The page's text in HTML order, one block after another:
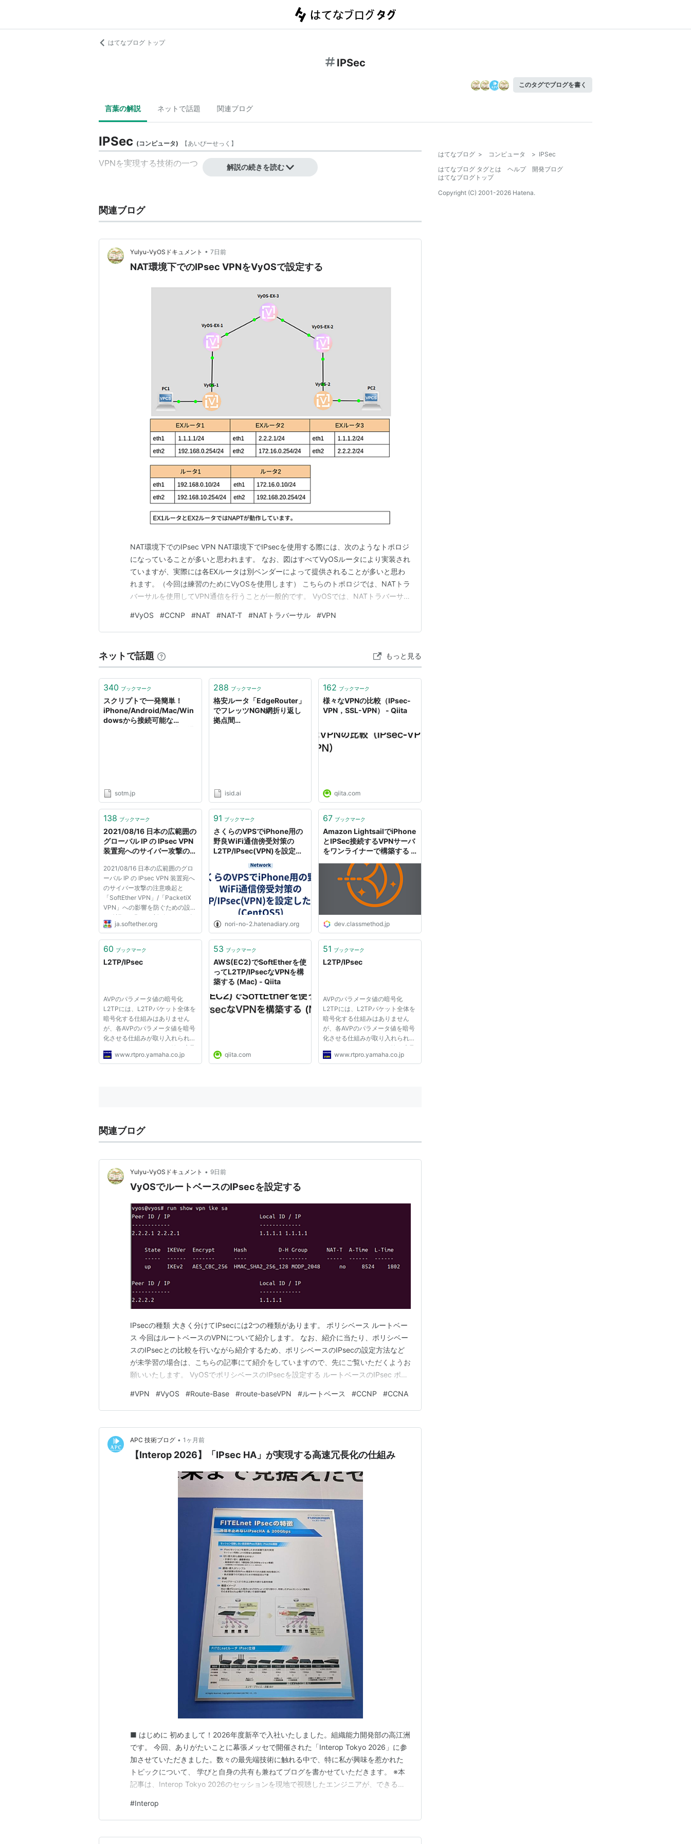
はてなブログ トップ
IPSec
このタグでブログを書く
言葉の解説 ネットで話題 関連ブログ
IPSec (コンピュータ) 【あいぴーせっく 】
VPNを実現する技術の一つ 解説の続きを読む
関連ブログ
Yulyu-VyOSドキュメント • 7日前
NAT環境下でのIPsec VPNをVyOSで設定する
NAT環境下でのIPsec VPN NAT環境下でIPsecを使用する際には、次のようなトポロジ
になっていることが多いと思われます。 なお、図はすべてVyOSルータにより実装され
ていますが、実際には各EXルータは別ベンダーによって提供されることが多いと思わ
れます。（今回は練習のためにVyOSを使用します） こちらのトポロジでは、NATトラ
バーサルを使用してVPN通信を行うことが一般的です。 VyOSでは、NATトラバーサル
ん。ですが、次の点に注意して設定を行う必要があります。 local-address 今回はVPN
ゲ…
#VyOS #CCNP #NAT #NAT-T #NATトラバーサル #VPN
ネットで話題 もっと見る
340 ブックマーク
スクリプトで一発簡単！
iPhone/Android/Mac/Win
dowsから接続可能な
sotm.jp
288 ブックマーク
格安ルータ「EdgeRouter」
でフレッツNGN網折り返し
拠点間
isid.ai
162 ブックマーク
様々なVPNの比較（IPsec-
VPN，SSL-VPN） - Qiita
qiita.com
138 ブックマーク
2021/08/16 日本の広範囲の
グローバル IP の IPsec VPN
装置宛へのサイバー攻撃の注
VPN」/「PacketiX VPN」へ
の影響を防ぐための設定の確
認のお願い・新ビルドのお知
らせ - SoftEther VPN プロ
ジェクト
2021/08/16 日本の広範囲のグロ
ーバル IP の IPsec VPN 装置宛へ
のサイバー攻撃の注意喚起と
「SoftEther VPN」/「PacketiX
VPN」への影響を防ぐための設定
の確認のお願い・新ビルドのお知
らせ はじめに 本ドキュメント
の 「SoftEther VPN」/
Build 9758 Beta に関連する...
ja.softether.org
91 ブックマーク
さくらのVPSでiPhone用の
野良WiFi通信傍受対策の
L2TP/IPsec(VPN)を設定し
nori_no のメモ
nori-no-2.hatenadiary.org
67 ブックマーク
Amazon LightsailでiPhone
とIPSec接続するVPNサーバ
をワンライナーで構築する |
dev.classmethod.jp
60 ブックマーク
L2TP/IPsec
AVPのパラメータ値の暗号化
L2TPには、L2TPパケット全体を
暗号化する仕組みはありません
が、各AVPのパラメータ値を暗号
化させる仕組みが取り入れられて
います。AVPパラメータ値の暗号
化には、属性番号36のRandom
www.rtpro.yamaha.co.jp
53 ブックマーク
AWS(EC2)でSoftEtherを使
ってL2TP/IPsecなVPNを構
築する (Mac) - Qiita
qiita.com
51 ブックマーク
L2TP/IPsec
AVPのパラメータ値の暗号化
L2TPには、L2TPパケット全体を
暗号化する仕組みはありません
が、各AVPのパラメータ値を暗号
化させる仕組みが取り入れられて
います。AVPパラメータ値の暗号
化には、属性番号36のRandom
www.rtpro.yamaha.co.jp
関連ブログ
Yulyu-VyOSドキュメント • 9日前
VyOSでルートベースのIPsecを設定する
IPsecの種類 大きく分けてIPsecには2つの種類があります。 ポリシベース ルートベー
ス 今回はルートベースのVPNについて紹介します。 なお、紹介に当たり、ポリシベー
スのIPsecとの比較を行いながら紹介するため、ポリシベースのIPsecの設定方法など
が未学習の場合は、こちらの記事にて紹介をしていますので、先にご覧いただくようお
願いいたします。 VyOSでポリシベースのIPsecを設定する ルートベースのIPsec ポリ
ープを作成する ピア定義の作成を行う トンネル定義の作成を行う VPNインタフ…
#VPN #VyOS #Route-Base #route-baseVPN #ルートベース #CCNP #CCNA
APC 技術ブログ • 1ヶ月前
【Interop 2026】「IPsec HA」が実現する高速冗長化の仕組み
■ はじめに 初めまして！2026年度新卒で入社いたしました。組織能力開発部の高江洲
です。 今回、ありがたいことに幕張メッセで開催された「Interop Tokyo 2026」に参
加させていただきました。数々の最先端技術に触れる中で、特に私が興味を惹かれた
トピックについて、 学びと自身の共有も兼ねてブログを書かせていただきます。 ※本
記事は、Interop Tokyo 2026のセッションを現地で視聴したエンジニアが、できる限
もブログに関しても、まだまだ未熟な点が多々ありますが、温かい目でお読みいただけ
ますと幸いで…
#Interop
はてなブログ > コンピュータ > IPSec
はてなブログ タグとは
ヘルプ
開発ブログ
はてなブログトップ
Copyright (C) 2001-2026 Hatena.